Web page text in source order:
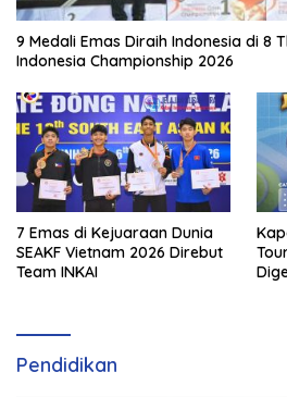
9 Medali Emas Diraih Indonesia di 8
Indonesia Championship 2026
7 Emas di Kejuaraan Dunia
SEAKF Vietnam 2026 Direbut
Team INKAI
Pendidikan